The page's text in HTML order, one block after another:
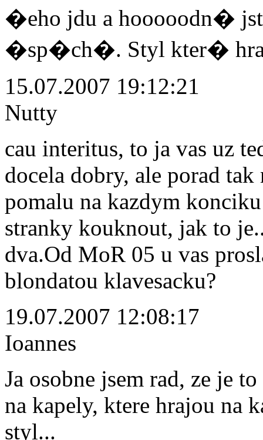
�eho jdu a hooooodn�
�sp�ch�. Styl kter�
15.07.2007 19:12:21
Nutty
cau interitus, to ja vas uz
docela dobry, ale porad
pomalu na kazdym
stranky kouknout, jak to
dva.Od MoR 05 u vas
blondatou klavesacku?
19.07.2007 12:08:17
Ioannes
Ja osobne jsem rad, ze je
na kapely, ktere hrajou na
styl...